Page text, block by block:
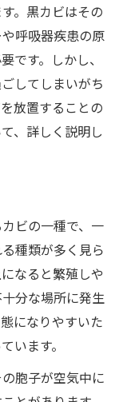
。黒カビはその
呼吸器疾患の原
です。しかし、
してしまいがち
放置することの
、詳しく説明し
ビの一種で、一
種類が多く見ら
なると繁殖しや
分な場所に発生
になりやすいた
います。
胞子が空気中に